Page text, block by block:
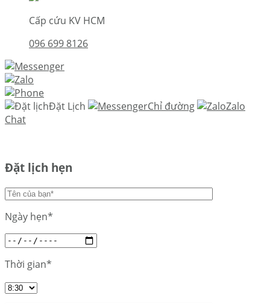
Cấp cứu KV HCM
096 699 8126
Đặt Lịch Chỉ đường
Zalo
Chat
Đặt lịch hẹn
Ngày hẹn*
Thời gian*